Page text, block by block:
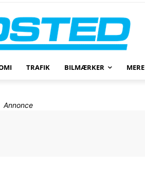
TRAFIK BILMÆRKER MERE
Annonce